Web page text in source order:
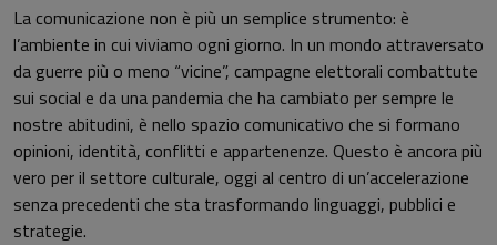
La comunicazione non è più un semplice strumento: è
l’ambiente in cui viviamo ogni giorno. In un mondo attraversato
da guerre più o meno “vicine”, campagne elettorali combattute
sui social e da una pandemia che ha cambiato per sempre le
nostre abitudini, è nello spazio comunicativo che si formano
opinioni, identità, conflitti e appartenenze. Questo è ancora più
vero per il settore culturale, oggi al centro di un’accelerazione
senza precedenti che sta trasformando linguaggi, pubblici e
strategie.